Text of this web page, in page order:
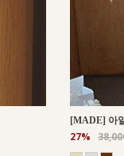
[MADE] 아
27%